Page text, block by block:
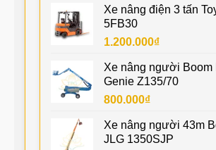
Xe nâng điện 3 tấn
5FB30
1.200.000₫
Xe nâng người Boom
Genie Z135/70
800.000₫
Xe nâng người 43m
JLG 1350SJP